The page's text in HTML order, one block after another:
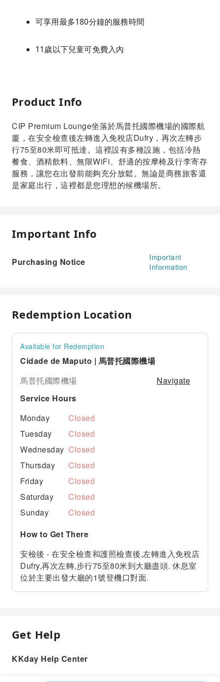
可享用最多180分鐘的服務時間
11歲以下兒童可免費入內
Product Info
CIP Premium Lounge坐落於馬普托國際機場的國際航
廈，在安全檢查後左轉進入免稅店Dufry，再次左轉步
行75至80米即可抵達。這裡設有多種設施，包括冷熱
餐食、酒精飲料、無限WiFi、舒適的按摩椅及行李寄存
服務，讓您在出發前能夠充分放鬆。無論是商務旅客還
是家庭出行，這裡都是您理想的候機場所。
Important Info
Purchasing Notice
Important
Information
Redemption Location
Available for Redemption
Cidade de Maputo | 馬普托國際機場
馬普托國際機場
Navigate
Service Hours
Monday
Closed
Tuesday
Closed
Wednesday Closed
Thursday
Closed
Friday
Closed
Saturday
Closed
Sunday
Closed
How to Get There
安檢後 - 在安全檢查和護照檢查後,左轉進入免稅店
Dufry,再次左轉,步行75至80米到大廳盡頭. 休息室
位於主要出發大廳的1號登機口對面.
Get Help
KKday Help Center